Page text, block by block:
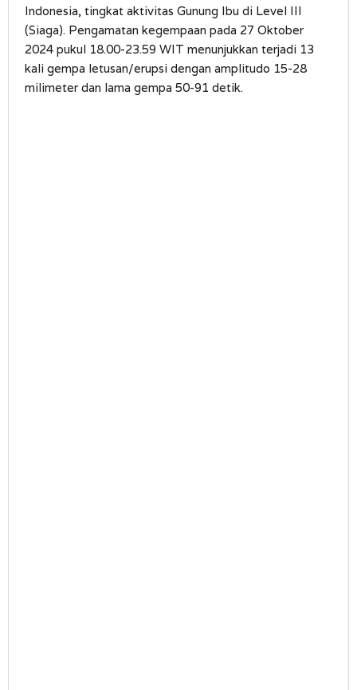
Indonesia, tingkat aktivitas Gunung Ibu di Level III
(Siaga). Pengamatan kegempaan pada 27 Oktober
2024 pukul 18.00-23.59 WIT menunjukkan terjadi 13
kali gempa letusan/erupsi dengan amplitudo 15-28
milimeter dan lama gempa 50-91 detik.